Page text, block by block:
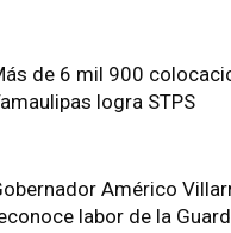
de 6 mil 900
logra STPS
Américo
labor de la